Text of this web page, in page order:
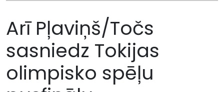
Arī Pļaviņš/Točs
sasniedz Tokijas
olimpisko spēļu